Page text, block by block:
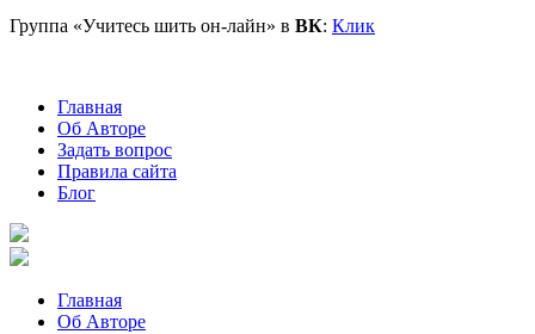
Группа «Учитесь шить он-лайн» в ВК: Клик
Главная
Об Авторе
Задать вопрос
Правила сайта
Блог
Главная
Об Авторе